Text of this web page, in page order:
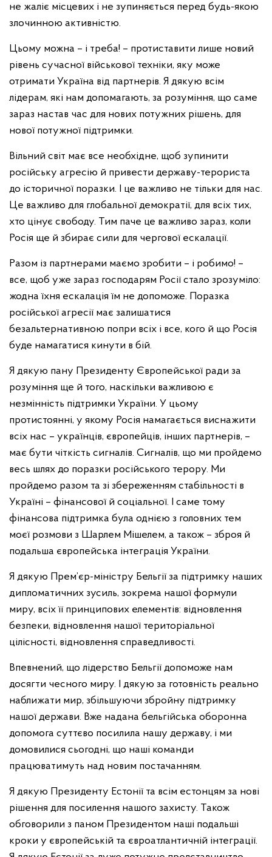
не жаліє місцевих і не зупиняється перед будь-якою
злочинною активністю.
Цьому можна – і треба! – протиставити лише новий
рівень сучасної військової техніки, яку може
отримати Україна від партнерів. Я дякую всім
лідерам, які нам допомагають, за розуміння, що саме
зараз настав час для нових потужних рішень, для
нової потужної підтримки.
Вільний світ має все необхідне, щоб зупинити
російську агресію й привести державу-терориста
до історичної поразки. І це важливо не тільки для нас.
Це важливо для глобальної демократії, для всіх тих,
хто цінує свободу. Тим паче це важливо зараз, коли
Росія ще й збирає сили для чергової ескалації.
Разом із партнерами маємо зробити – і робимо! –
все, щоб уже зараз господарям Росії стало зрозуміло:
жодна їхня ескалація їм не допоможе. Поразка
російської агресії має залишатися
безальтернативною попри всіх і все, кого й що Росія
буде намагатися кинути в бій.
Я дякую пану Президенту Європейської ради за
розуміння ще й того, наскільки важливою є
незмінність підтримки України. У цьому
протистоянні, у якому Росія намагається виснажити
всіх нас – українців, європейців, інших партнерів, –
має бути чіткість сигналів. Сигналів, що ми пройдемо
весь шлях до поразки російського терору. Ми
пройдемо разом та зі збереженням стабільності в
Україні – фінансової й соціальної. І саме тому
фінансова підтримка була однією з головних тем
моєї розмови з Шарлем Мішелем, а також – зброя й
подальша європейська інтеграція України.
Я дякую Прем’єр-міністру Бельгії за підтримку наших
дипломатичних зусиль, зокрема нашої формули
миру, всіх її принципових елементів: відновлення
безпеки, відновлення нашої територіальної
цілісності, відновлення справедливості.
Впевнений, що лідерство Бельгії допоможе нам
досягти чесного миру. І дякую за готовність реально
наближати мир, збільшуючи збройну підтримку
нашої держави. Вже надана бельгійська оборонна
допомога суттєво посилила нашу державу, і ми
домовилися сьогодні, що наші команди
працюватимуть над новим постачанням.
Я дякую Президенту Естонії та всім естонцям за нові
рішення для посилення нашого захисту. Також
обговорили з паном Президентом наші подальші
кроки у європейській та євроатлантичній інтеграції.